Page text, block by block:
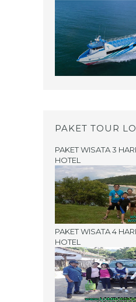
PAKET TOUR
PAKET WISATA 3
HOTEL
PAKET WISATA 4
HOTEL